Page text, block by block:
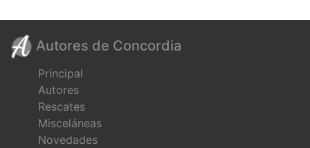
Autores de Concordia
Principal
Autores
Rescates
Misceláneas
Novedades